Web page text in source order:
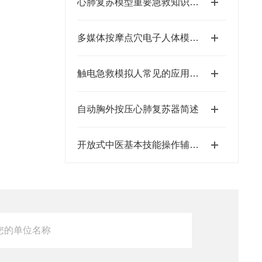
心肺复苏模型重要急救知识技能
多媒体按摩点穴电子人体模型的开发研制培训鉴定
触电急救模拟人常见的应用有哪些？
自动胸外按压心肺复苏器简述
开放式中医基本技能操作辅助教学系统的设计理念